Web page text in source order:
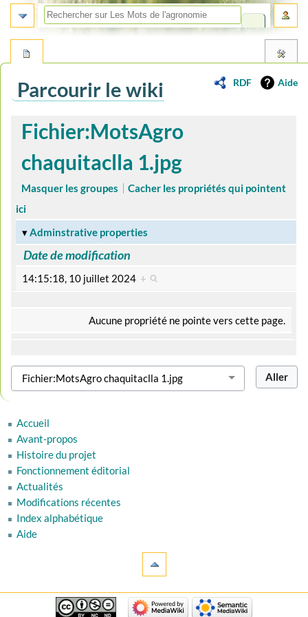
RDF Aide
Parcourir le wiki
Aller
navigation
Aller
recherche
Fichier:MotsAgro
chaquitaclla 1.jpg
Masquer les groupes
Cacher les propriétés qui pointent
ici
Adminstrative properties
Date de modification
14:15:18, 10 juillet 2024 +
Aucune propriété ne pointe vers cette page.
Accueil
Avant-propos
Histoire du projet
Fonctionnement éditorial
Actualités
Modifications récentes
Index alphabétique
Aide